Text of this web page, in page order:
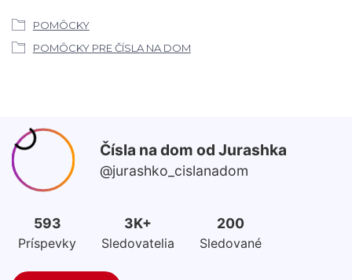
POMÔCKY
POMÔCKY PRE ČÍSLA NA DOM